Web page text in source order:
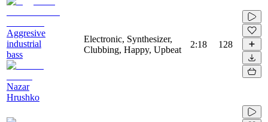
Aggresive
industrial
bass
Nazar
Hrushko
Electronic, Synthesizer,
Clubbing, Happy, Upbeat
2:18 128